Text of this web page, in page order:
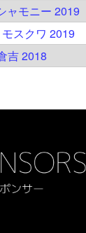
ャモニー 2019
スクワ 2019
吉 2018